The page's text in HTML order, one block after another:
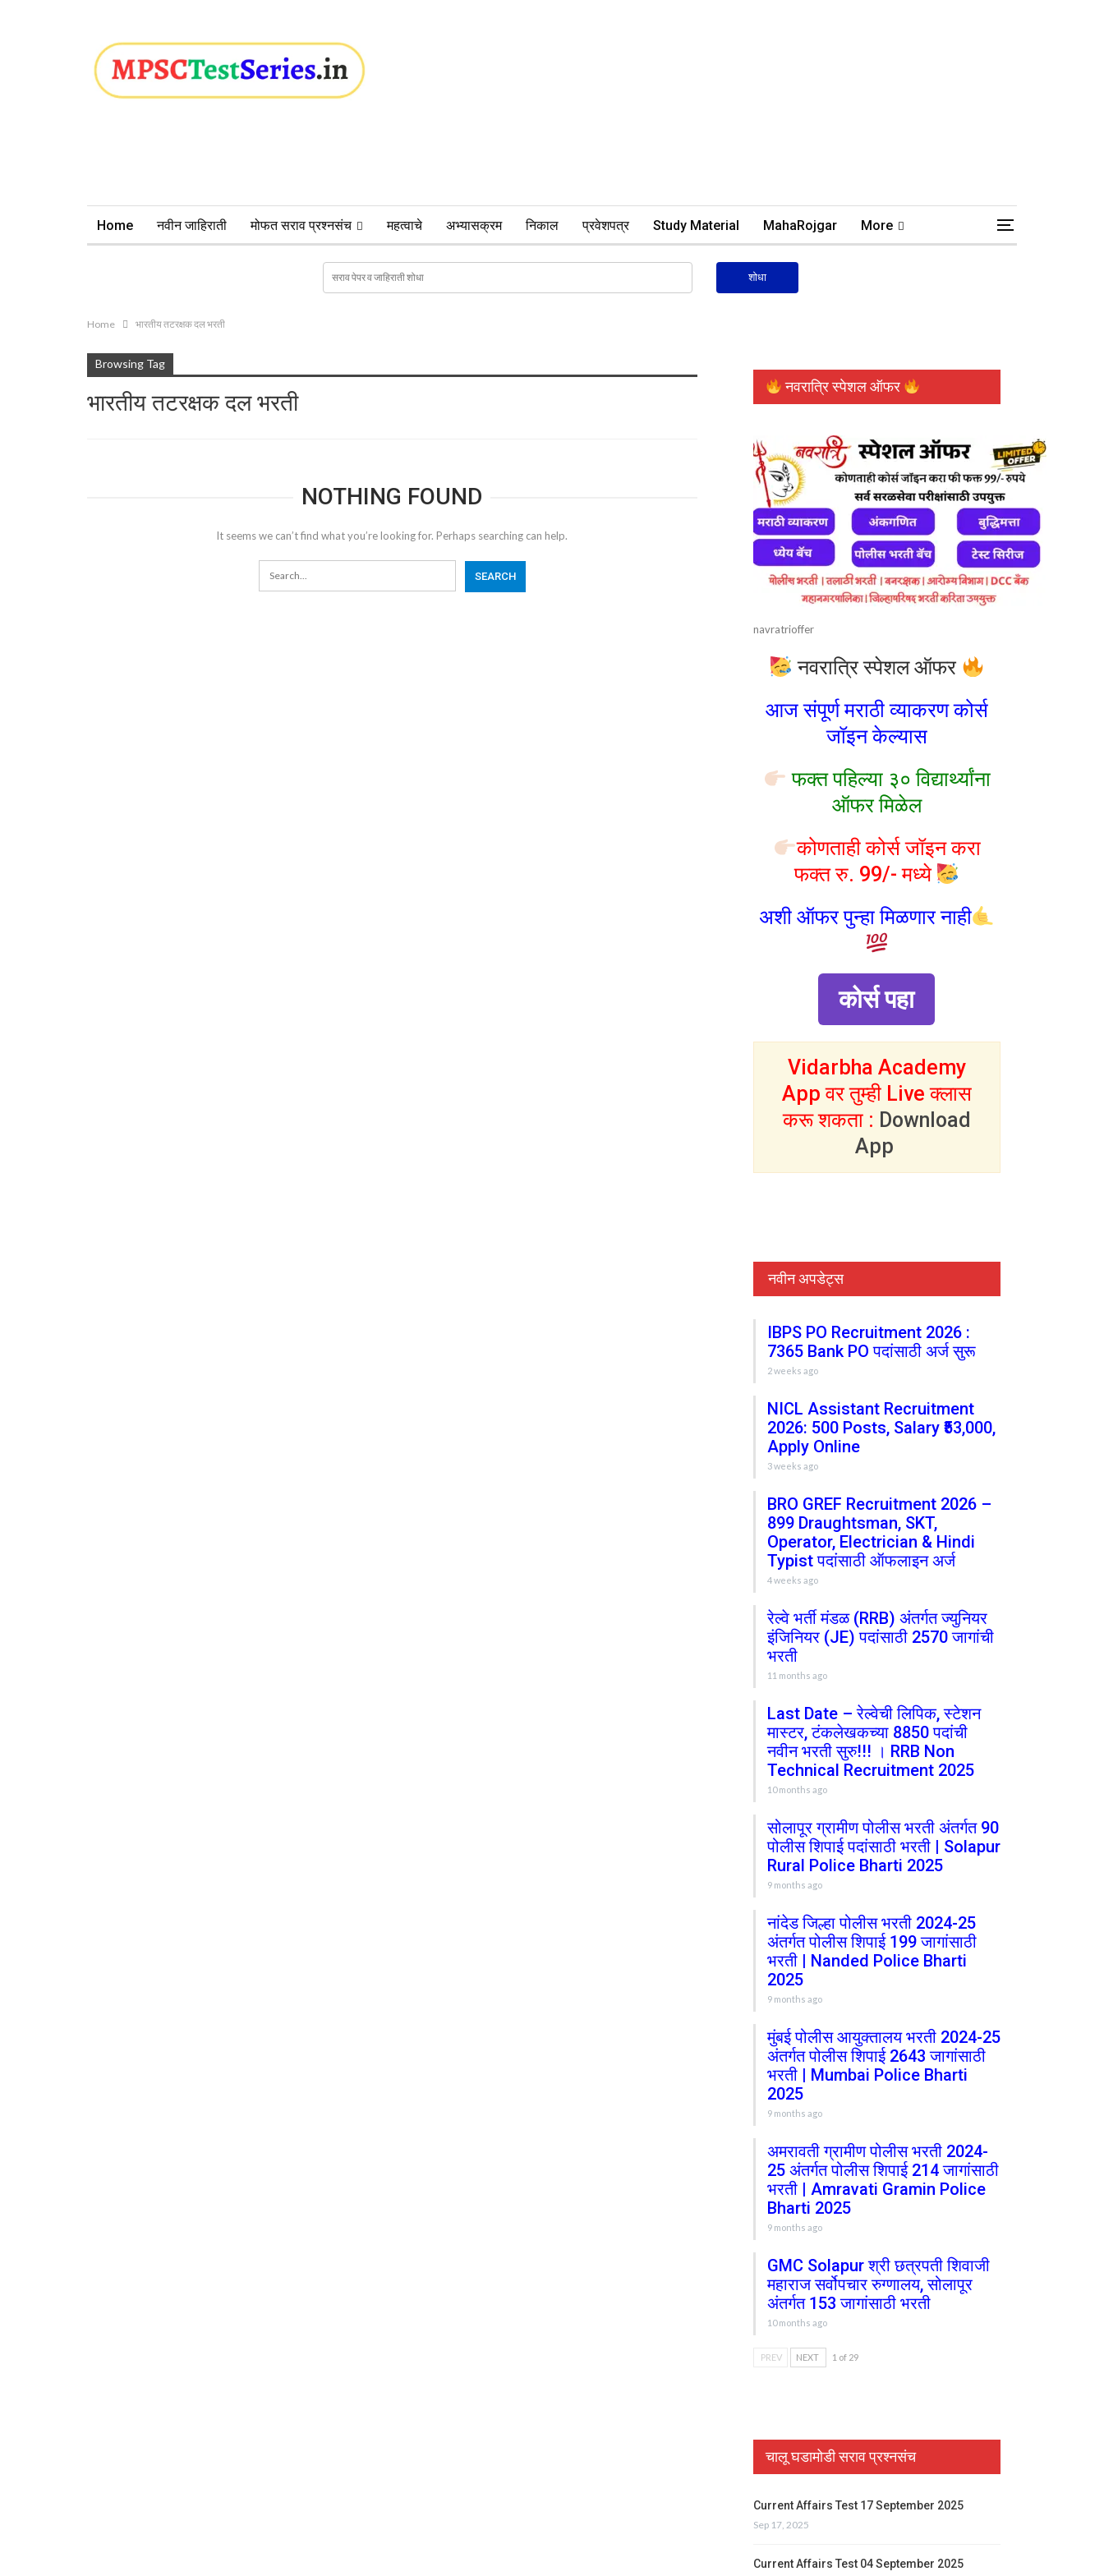
Home नवीन जाहिराती मोफत सराव प्रश्नसंच महत्वाचे अभ्यासक्रम निकाल प्रवेशपत्र Study Material MahaRojgar More
Home भारतीय तटरक्षक दल भरती
Browsing Tag
भारतीय तटरक्षक दल भरती
NOTHING FOUND
It seems we can’t find what you’re looking for. Perhaps searching can help.
नवरात्रि स्पेशल ऑफर
navratrioffer
नवरात्रि स्पेशल ऑफर
आज संपूर्ण मराठी व्याकरण कोर्स
जॉइन केल्यास
फक्त पहिल्या ३० विद्यार्थ्यांना
ऑफर मिळेल
कोणताही कोर्स जॉइन करा
फक्त रु. 99/- मध्ये
अशी ऑफर पुन्हा मिळणार नाही
कोर्स पहा
Vidarbha Academy
App वर तुम्ही Live क्लास
करू शकता : Download
App
नवीन अपडेट्स
IBPS PO Recruitment 2026 :
7365 Bank PO पदांसाठी अर्ज सुरू
2 weeks ago
NICL Assistant Recruitment
2026: 500 Posts, Salary ₹53,000,
Apply Online
3 weeks ago
BRO GREF Recruitment 2026 –
899 Draughtsman, SKT,
Operator, Electrician & Hindi
Typist पदांसाठी ऑफलाइन अर्ज
4 weeks ago
रेल्वे भर्ती मंडळ (RRB) अंतर्गत ज्युनियर
इंजिनियर (JE) पदांसाठी 2570 जागांची
भरती
11 months ago
Last Date – रेल्वेची लिपिक, स्टेशन
मास्टर, टंकलेखकच्या 8850 पदांची
नवीन भरती सुरु!!! । RRB Non
Technical Recruitment 2025
10 months ago
सोलापूर ग्रामीण पोलीस भरती अंतर्गत 90
पोलीस शिपाई पदांसाठी भरती | Solapur
Rural Police Bharti 2025
9 months ago
नांदेड जिल्हा पोलीस भरती 2024-25
अंतर्गत पोलीस शिपाई 199 जागांसाठी
भरती | Nanded Police Bharti
2025
9 months ago
मुंबई पोलीस आयुक्तालय भरती 2024-25
अंतर्गत पोलीस शिपाई 2643 जागांसाठी
भरती | Mumbai Police Bharti
2025
9 months ago
अमरावती ग्रामीण पोलीस भरती 2024-
25 अंतर्गत पोलीस शिपाई 214 जागांसाठी
भरती | Amravati Gramin Police
Bharti 2025
9 months ago
GMC Solapur श्री छत्रपती शिवाजी
महाराज सर्वोपचार रुग्णालय, सोलापूर
अंतर्गत 153 जागांसाठी भरती
10 months ago
PREV NEXT 1 of 29
चालू घडामोडी सराव प्रश्नसंच
Current Affairs Test 17 September 2025
Sep 17, 2025
Current Affairs Test 04 September 2025